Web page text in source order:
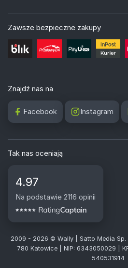
Zawsze bezpieczne zakupy
Znajdź nas na
Facebook Instagram
Tak nas oceniają
4.97
Na podstawie 2116 opinii
2009 - 2026 © Wally | Satto Media
780 Katowice | NIP: 6343050029 |
540531914